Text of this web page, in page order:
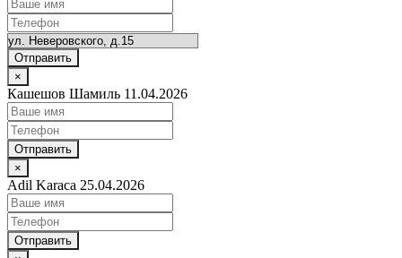
Отправить
×
Кашешов Шамиль 11.04.2026
Отправить
×
Adil Karaca 25.04.2026
Отправить